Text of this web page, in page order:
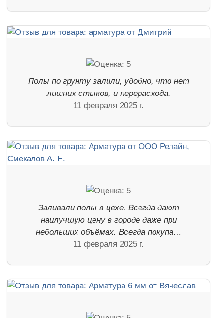
Полы по грунту залили, удобно, что нет
лишних стыков, и перерасхода.
11 февраля 2025 г.
Заливали полы в цехе. Всегда дают
наилучшую цену в городе даже при
небольших объёмах. Всегда покупа…
11 февраля 2025 г.